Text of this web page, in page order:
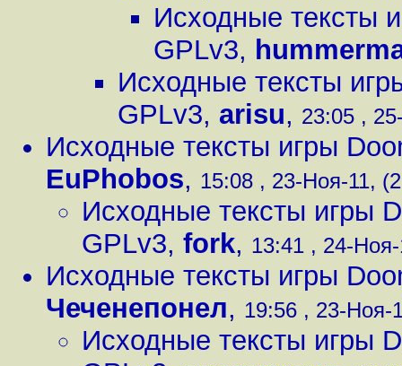
Исходные тексты
GPLv3,
Исходные тексты
GPLv3, arisu, 23:05 ,
Исходные тексты игры
EuPhobos, 15:08 , 23-Ноя-11,
Исходные тексты игры
GPLv3, fork, 13:41 , 24-
Исходные тексты игры
Чеченепонел, 19:56 , 23-Ноя-
Исходные тексты игры